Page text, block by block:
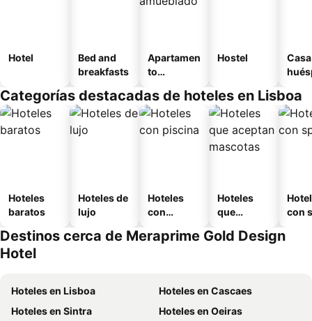
Hotel
Bed and
breakfasts
Apartamen
to
o
Hostel
Categorías destacadas de hoteles en Lisboa
Hoteles
baratos
Hoteles de
lujo
Hoteles
con
Hoteles
que
mascotas
con
Destinos cerca de Meraprime Gold Design
Hotel
Hoteles en Lisboa
Hoteles en Cascaes
Hoteles en Sintra
Hoteles en Oeiras